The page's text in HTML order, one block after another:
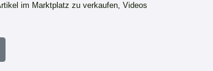
im Marktplatz zu verkaufen, Videos